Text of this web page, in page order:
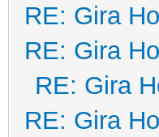
RE: Gira
RE: Gira
RE: Gira
RE: Gira